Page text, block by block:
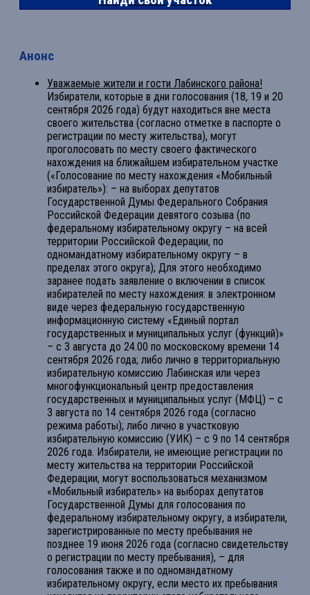
Анонс
Уважаемые жители и гости Лабинского района!
Избиратели, которые в дни голосования (18, 19 и 20
сентября 2026 года) будут находиться вне места
своего жительства (согласно отметке в паспорте о
регистрации по месту жительства), могут
проголосовать по месту своего фактического
нахождения на ближайшем избирательном участке
(«Голосование по месту нахождения «Мобильный
избиратель»): – на выборах депутатов
Государственной Думы Федерального Собрания
Российской Федерации девятого созыва (по
федеральному избирательному округу – на всей
территории Российской Федерации, по
одномандатному избирательному округу – в
пределах этого округа); Для этого необходимо
заранее подать заявление о включении в список
избирателей по месту нахождения: в электронном
виде через федеральную государственную
информационную систему «Единый портал
государственных и муниципальных услуг (функций)»
– с 3 августа до 24.00 по московскому времени 14
сентября 2026 года; либо лично в территориальную
избирательную комиссию Лабинская или через
многофункциональный центр предоставления
государственных и муниципальных услуг (МФЦ) – с
3 августа по 14 сентября 2026 года (согласно
режима работы); либо лично в участковую
избирательную комиссию (УИК) – с 9 по 14 сентября
2026 года. Избиратели, не имеющие регистрации по
месту жительства на территории Российской
Федерации, могут воспользоваться механизмом
«Мобильный избиратель» на выборах депутатов
Государственной Думы для голосования по
федеральному избирательному округу, а избиратели,
зарегистрированные по месту пребывания не
позднее 19 июня 2026 года (согласно свидетельству
о регистрации по месту пребывания), – для
голосования также и по одномандатному
избирательному округу, если место их пребывания